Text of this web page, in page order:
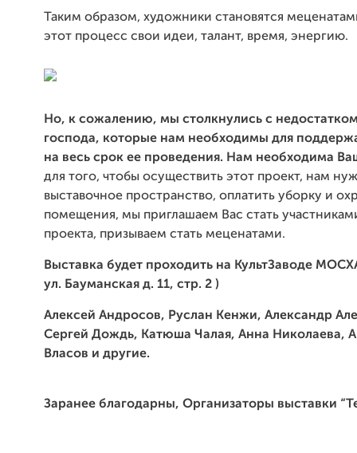
Таким образом, художники становятся
этот процесс свои идеи, талант, время, энергию.
Но, к сожалению, мы столкнулись с
господа, которые нам необходимы для
на весь срок ее проведения. Нам необходима
для того, чтобы осуществить этот проект, нам
выставочное пространство, оплатить уборку и
помещения, мы приглашаем Вас стать
проекта, призываем стать меценатами.
Выставка будет проходить на КультЗаводе
ул. Бауманская д. 11, стр. 2 )
Алексей Андросов, Руслан Кенжи, Александр
Сергей Дождь, Катюша Чалая, Анна Николаева,
Власов и другие.
Заранее благодарны, Организаторы выставки